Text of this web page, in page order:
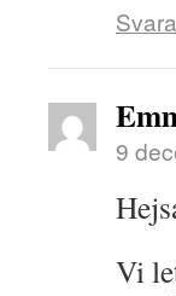
Svara
9
Vi